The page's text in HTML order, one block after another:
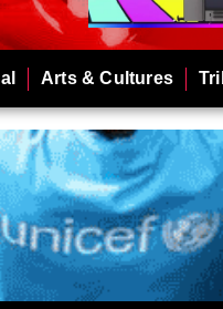
Arts & Cultures